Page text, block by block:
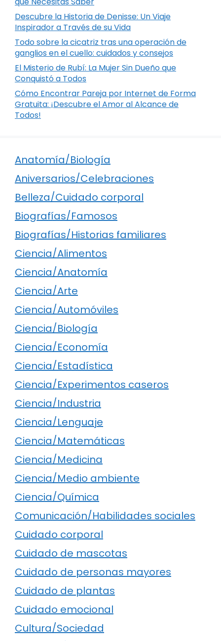
Descubre la Historia de Denisse: Un Viaje
Inspirador a Través de su Vida
Todo sobre la cicatriz tras una operación de
ganglios en el cuello: cuidados y consejos
El Misterio de Rubí: La Mujer Sin Dueño que
Conquistó a Todos
Cómo Encontrar Pareja por Internet de Forma
Gratuita: ¡Descubre el Amor al Alcance de
Todos!
Anatomía/Biología
Aniversarios/Celebraciones
Belleza/Cuidado corporal
Biografías/Famosos
Biografías/Historias familiares
Ciencia/Alimentos
Ciencia/Anatomía
Ciencia/Arte
Ciencia/Automóviles
Ciencia/Biología
Ciencia/Economía
Ciencia/Estadística
Ciencia/Experimentos caseros
Ciencia/Industria
Ciencia/Lenguaje
Ciencia/Matemáticas
Ciencia/Medicina
Ciencia/Medio ambiente
Ciencia/Química
Comunicación/Habilidades sociales
Cuidado corporal
Cuidado de mascotas
Cuidado de personas mayores
Cuidado de plantas
Cuidado emocional
Cultura/Sociedad